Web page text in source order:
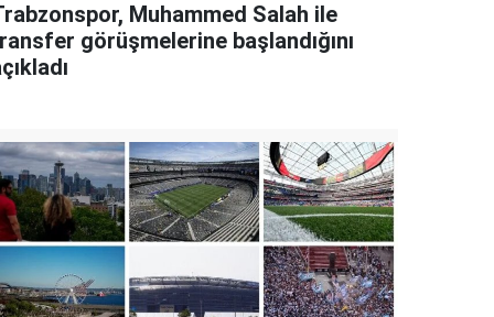
Muhammed Salah ile
görüşmelerine başlandığını